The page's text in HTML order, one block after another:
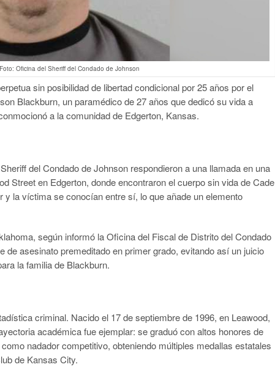
Oficina del Sheriff del Condado de Johnson
sin posibilidad de libertad condicional por 25 años por el
Blackburn, un paramédico de 27 años que dedicó su vida a
a la comunidad de Edgerton, Kansas.
del Condado de Johnson respondieron a una llamada en una
Street en Edgerton, donde encontraron el cuerpo sin vida de Cade
la víctima se conocían entre sí, lo que añade un elemento
según informó la Oficina del Fiscal de Distrito del Condado
de asesinato premeditado en primer grado, evitando así un juicio
la familia de Blackburn.
criminal. Nacido el 17 de septiembre de 1996, en Leawood,
académica fue ejemplar: se graduó con altos honores de
nadador competitivo, obteniendo múltiples medallas estatales
de Kansas City.